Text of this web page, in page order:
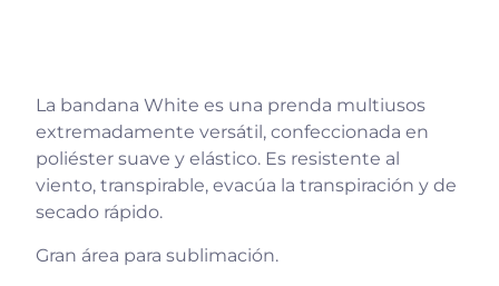
La bandana White es una prenda multiusos
extremadamente versátil, confeccionada en
poliéster suave y elástico. Es resistente al
viento, transpirable, evacúa la transpiración y de
secado rápido.
Gran área para sublimación.